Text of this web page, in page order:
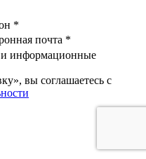
*
почта *
и информационные
вы соглашаетесь с